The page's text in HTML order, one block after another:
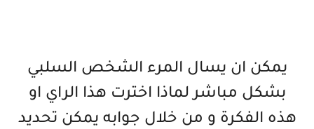
يمكن ان يسال المرء الشخص السلبي
بشكل مباشر لماذا اخترت هذا الراي او
هذه الفكرة و من خلال جوابه يمكن تحديد